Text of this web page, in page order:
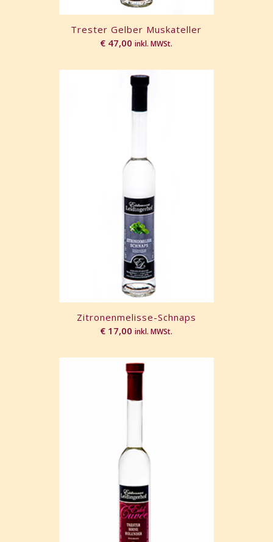
Trester Gelber Muskateller
€ 47,00 inkl. MWSt.
Zitronenmelisse-Schnaps
€ 17,00 inkl. MWSt.